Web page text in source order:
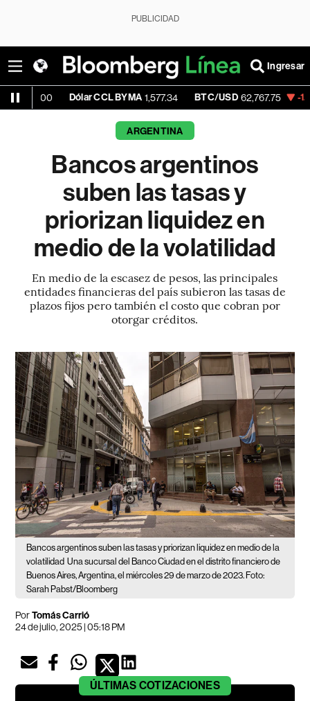
PUBLICIDAD
Ingresar
Dólar CCL BYMA 1,577.34 BTC/USD 62,767.75 -1.04% ETH/
ARGENTINA
Bancos argentinos
suben las tasas y
priorizan liquidez en
medio de la volatilidad
En medio de la escasez de pesos, las principales
entidades financieras del país subieron las tasas de
plazos fijos pero también el costo que cobran por
otorgar créditos.
Bancos argentinos suben las tasas y priorizan liquidez en medio de la
volatilidad Una sucursal del Banco Ciudad en el distrito financiero de
Buenos Aires, Argentina, el miércoles 29 de marzo de 2023. Foto:
Sarah Pabst/Bloomberg
PorTomás Carrió
24 de julio, 2025 | 05:18 PM
ÚLTIMAS COTIZACIONES